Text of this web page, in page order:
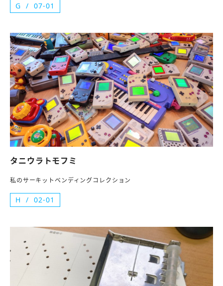
G 07-01
タニウラトモフミ
私のサーキットベンディングコレクション
H 02-01